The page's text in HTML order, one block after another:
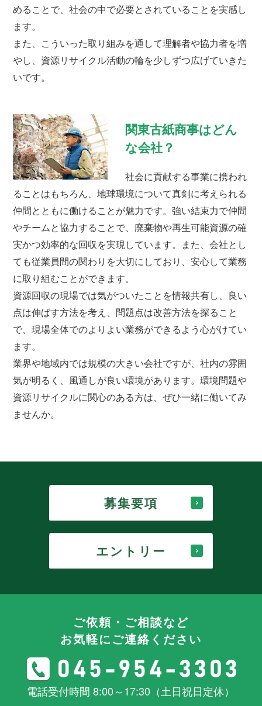
めることで、社会の中で必要とされていることを実感し
ます。
また、こういった取り組みを通して理解者や協力者を増
やし、資源リサイクル活動の輪を少しずつ広げていきた
いです。
関東古紙商事はどん
な会社？
社会に貢献する事業に携われ
ることはもちろん、地球環境について真剣に考えられる
仲間とともに働けることが魅力です。強い結束力で仲間
やチームと協力することで、廃棄物や再生可能資源の確
実かつ効率的な回収を実現しています。また、会社とし
ても従業員間の関わりを大切にしており、安心して業務
に取り組むことができます。
資源回収の現場では気がついたことを情報共有し、良い
点は伸ばす方法を考え、問題点は改善方法を探ること
で、現場全体でのよりよい業務ができるよう心がけてい
ます。
業界や地域内では規模の大きい会社ですが、社内の雰囲
気が明るく、風通しが良い環境があります。環境問題や
資源リサイクルに関心のある方は、ぜひ一緒に働いてみ
ませんか。
募集要項
エントリー
ご依頼・ご相談など
お気軽にご連絡ください
電話受付時間 8:00～17:30（土日祝日定休）